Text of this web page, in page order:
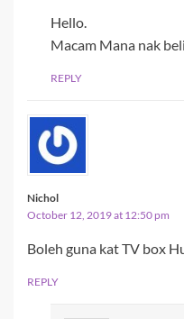
Hello.
Macam Mana nak
REPLY
Nichol
October 12, 2019 at 12:50 pm
Boleh guna kat TV box
REPLY